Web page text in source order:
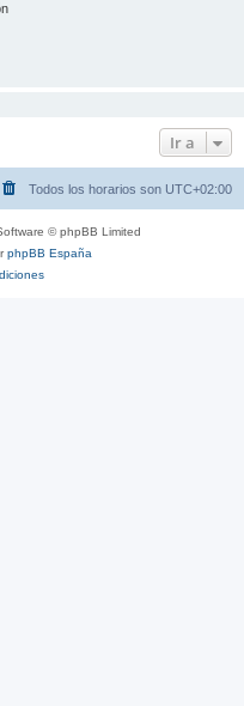
Ir a
Todos los horarios son UTC+02:00
© phpBB Limited
phpBB España